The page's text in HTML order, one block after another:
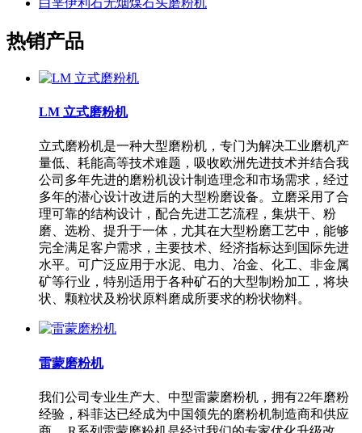
白垩伊利石无烟煤石头磨粉机
热销产品
LM 立式磨粉机
立式磨粉机是一种大型磨粉机，专门为解决工业磨机产
量低、耗能高等技术难题，吸收欧洲先进技术并结合我
公司多年先进的磨粉机设计制造理念和市场需求，经过
多年的潜心设计改进后的大型粉磨设备。立磨采用了合
理可靠的结构设计，配合先进工艺流程，集烘干、粉
磨、选粉、提升于一体，尤其在大型粉磨工艺中，能够
完全满足客户需求，主要技术、经济指标达到国际先进
水平。可广泛应用于水泥、电力、冶金、化工、非金属
矿等行业，特别适用于各种矿石的大型制粉加工，将块
状、颗粒状及粉状原料磨成所要求的粉状物料。
雷蒙磨粉机
我们公司专业生产大、中型雷蒙磨粉机，拥有22年磨粉
经验，科菲达已经成为中国领先的磨粉机制造商和供应